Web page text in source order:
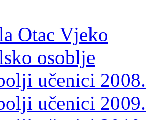
Otac Vjeko
osoblje
učenici 2008.
učenici 2009.